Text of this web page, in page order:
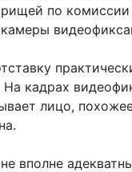
по
кадрах
лицо,
вполне